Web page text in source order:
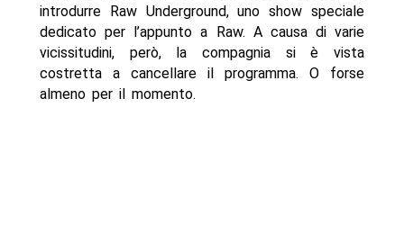
introdurre Raw Underground, uno show speciale
dedicato per l’appunto a Raw. A causa di varie
vicissitudini, però, la compagnia si è vista
costretta a cancellare il programma. O forse
almeno per il momento.